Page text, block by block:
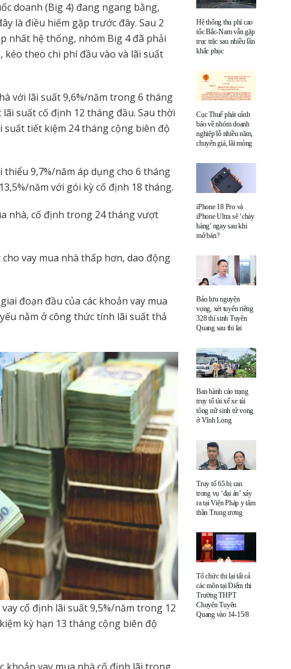
doanh (Big 4) đang ngang bằng,
là điều hiếm gặp trước đây. Sau 2
nhất hệ thống, nhóm Big 4 đã phải
theo chi phí đầu vào và lãi suất
với lãi suất 9,6%/năm trong 6 tháng
suất cố định 12 tháng đầu. Sau thời
tiết kiệm 24 tháng cộng biên độ
9,7%/năm áp dụng cho 6 tháng
năm với gói kỳ cố định 18 tháng.
nhà, cố định trong 24 tháng vượt
vay mua nhà thấp hơn, dao động
đoạn đầu của các khoản vay mua
nằm ở công thức tính lãi suất thả
cố định lãi suất 9,5%/năm trong 12
kỳ hạn 13 tháng cộng biên độ
Hệ thống thu phí cao
tốc Bắc-Nam vẫn gặp
trục trặc sau nhiều lần
khắc phục
Cục Thuế phát cảnh
báo về nhóm doanh
nghiệp lỗ nhiều năm,
chuyển giá, lãi mỏng
iPhone 18 Pro và
iPhone Ultra sẽ ‘cháy
hàng’ ngay sau khi
mở bán?
Bảo lưu nguyện
vọng, xét tuyển riêng
328 thí sinh Tuyên
Quang sau thi lại
Ban hành cáo trạng
truy tố tài xế xe tải
tông nữ sinh tử vong
ở Vĩnh Long
Truy tố 65 bị can
trong vụ ‘đại án’ xảy
ra tại Viện Pháp y tâm
thần Trung ương
Tổ chức thi lại tất cả
các môn tại Điểm thi
Trường THPT
Chuyên Tuyên
Quang vào 14-15/8